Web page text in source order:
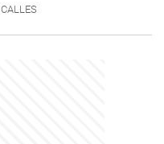
CALLES